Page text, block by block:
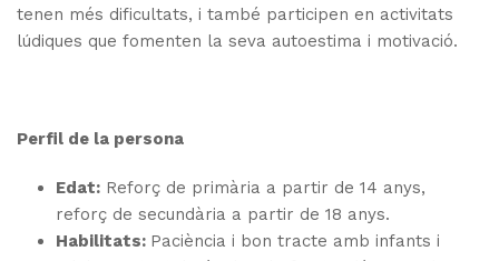
tenen més dificultats, i també participen en activitats
lúdiques que fomenten la seva autoestima i motivació.
Perfil de la persona
Edat: Reforç de primària a partir de 14 anys,
reforç de secundària a partir de 18 anys.
Habilitats: Paciència i bon tracte amb infants i